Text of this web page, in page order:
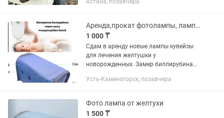
согласно Казахстанскому обществу
Астана, позавчера
Аренда,прокат фотолампы, лампы от желтушки Замер биллирубина через кожу
1 000 ₸
Сдам в аренду новые лампы кувейзы
для лечения желтушки у
новорожденных. Замер биллирубина
Действует акции и скидки,
телефону. Светодиодная...
Усть-Каменогорск, позавчера
Фото лампа от желтухи
1 500 ₸